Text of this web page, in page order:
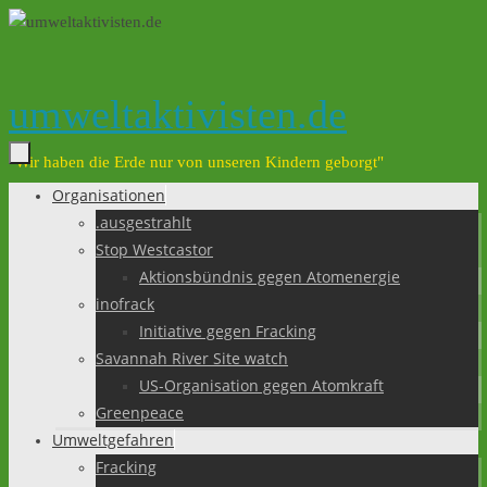
Zum
umweltaktivisten.de
"Wir haben die Erde nur von unseren Kindern geborgt"
Zum
Organisationen
.ausgestrahlt
Stop Westcastor
Aktionsbündnis gegen Atomenergie
inofrack
Initiative gegen Fracking
Savannah River Site watch
US-Organisation gegen Atomkraft
Greenpeace
Umweltgefahren
Fracking